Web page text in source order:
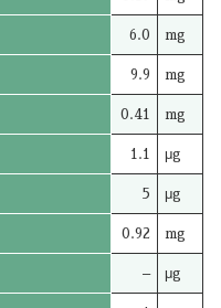
6.0 mg
9.9 mg
0.41 mg
1.1 μg
5 μg
0.92 mg
– μg